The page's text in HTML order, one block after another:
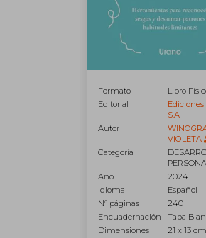
Formato
Libro
Editorial
S.A
Autor
VIOLETA
Categoría
Año
2024
Idioma
Español
N° páginas
240
Encuadernación
Tapa
Dimensiones
21 x 13 cm